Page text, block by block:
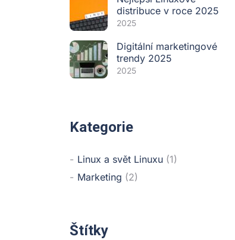
distribuce v roce 2025
2025
Digitální marketingové
trendy 2025
2025
Kategorie
Linux a svět Linuxu (1)
Marketing (2)
Štítky